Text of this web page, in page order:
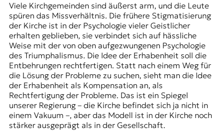
Viele Kirchgemeinden sind äußerst arm, und die Leute
spüren das Missverhältnis. Die frühere Stigmatisierung
der Kirche ist in der Psychologie vieler Geistlicher
erhalten geblieben, sie verbindet sich auf hässliche
Weise mit der von oben aufgezwungenen Psychologie
des Triumphalismus. Die Idee der Erhabenheit soll die
Entbehrungen rechtfertigen. Statt nach einem Weg für
die Lösung der Probleme zu suchen, sieht man die Idee
der Erhabenheit als Kompensation an, als
Rechtfertigung der Probleme. Das ist ein Spiegel
unserer Regierung – die Kirche befindet sich ja nicht in
einem Vakuum –, aber das Modell ist in der Kirche noch
stärker ausgeprägt als in der Gesellschaft.